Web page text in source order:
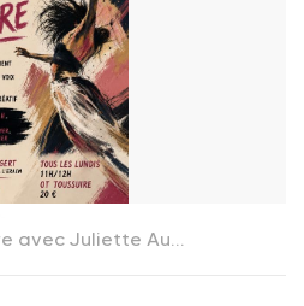
Atelier d'expression libre avec Juliette Augert_La Toussuire